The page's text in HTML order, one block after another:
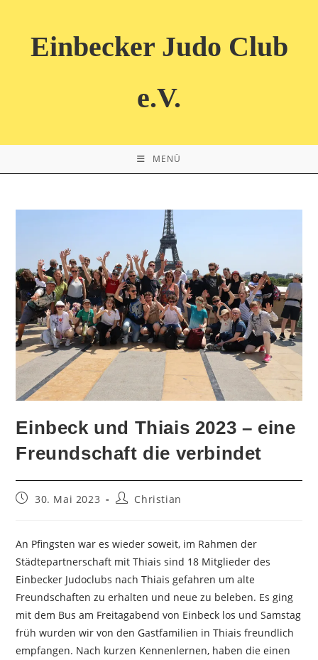
springenEinbecker Judo Club
e.V.
MENÜ
Einbeck und Thiais 2023 – eine
Freundschaft die verbindet
Beitrag30. Mai 2023
Beitrags-
Christian
An Pfingsten war es wieder soweit, im Rahmen der
Städtepartnerschaft mit Thiais sind 18 Mitglieder des
Einbecker Judoclubs nach Thiais gefahren um alte
Freundschaften zu erhalten und neue zu beleben. Es ging
mit dem Bus am Freitagabend von Einbeck los und Samstag
früh wurden wir von den Gastfamilien in Thiais freundlich
empfangen. Nach kurzen Kennenlernen, haben die einen